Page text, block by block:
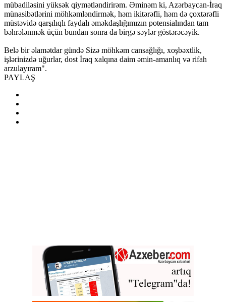
mübadiləsini yüksək qiymətləndirirəm. Əminəm ki, Azərbaycan-İraq
münasibətlərini möhkəmləndirmək, həm ikitərəfli, həm də çoxtərəfli
müstəvidə qarşılıqlı faydalı əməkdaşlığımızın potensialından tam
bəhrələnmək üçün bundan sonra da birgə səylər göstərəcəyik.
Belə bir əlamətdar gündə Sizə möhkəm cansağlığı, xoşbəxtlik,
işlərinizdə uğurlar, dost İraq xalqına daim əmin-amanlıq və rifah
arzulayıram".
PAYLAŞ